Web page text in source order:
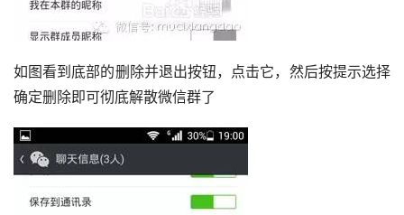
如图看到底部的删除并退出按钮，点击它，然后按提示选择
确定删除即可彻底解散微信群了